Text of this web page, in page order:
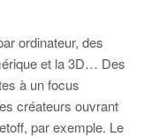
ordinateur, des
et la 3D… Des
à un focus
créateurs ouvrant
par exemple. Le